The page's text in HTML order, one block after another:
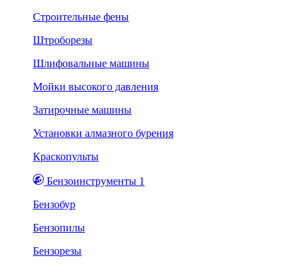
Строительные фены
Штроборезы
Шлифовальные машины
Мойки высокого давления
Затирочные машины
Установки алмазного бурения
Краскопульты
Бензоинструменты 1
Бензобур
Бензопилы
Бензорезы